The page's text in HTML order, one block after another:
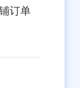
订单